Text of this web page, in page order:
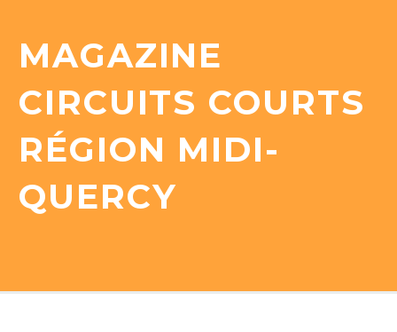
MAGAZINE
CIRCUITS COURTS
RÉGION MIDI-
QUERCY